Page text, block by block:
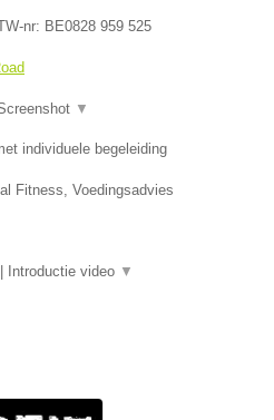
nr: BE0828 959 525
▼
individuele begeleiding
Fitness, Voedingsadvies
Introductie video ▼